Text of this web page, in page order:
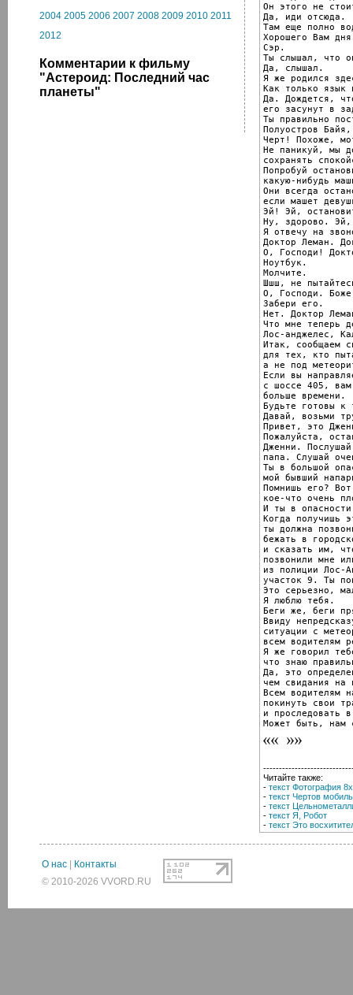
2004 2005 2006 2007 2008 2009 2010 2011
2012
Комментарии к фильму
"Астероид: Последний час
планеты"
Он этого не
Да, иди отсюда.
Там еще полно
Хорошего Вам
Сэр.
Ты слышал, что
Да, слышал.
Я же родился
Как только язык
Да. Дождется,
его засунут в
Ты правильно
Полуостров
Черт! Похоже,
Не паникуй, мы
сохранять
Попробуй
какую-нибудь
Они всегда
если машет
Эй! Эй,
Ну, здорово. Эй,
Я отвечу на
Доктор Леман.
О, Господи!
Ноутбук.
Молчите.
Шшш, не
О, Господи.
Забери его.
Нет. Доктор
Что мне теперь
Лос-анджелес,
Итак, сообщаем
для тех, кто
а не под
Если вы
с шоссе 405, вам
больше времени.
Будьте готовы
Давай, возьми
Привет, это
Пожалуйста,
Дженни.
папа. Слушай
Ты в большой
мой бывший
Помнишь его?
кое-что очень
И ты в
Когда получишь
ты должна
бежать в
и сказать им,
позвонили мне
из полиции Лос-
участок 9. Ты
Это серьезно,
Я люблю тебя.
Беги же, беги
Ввиду
ситуации с
всем водителям
Я же говорил
что знаю
Да, это
чем свидания на
Всем водителям
покинуть свои
и проследовать
Может быть, нам
Читайте также:
- текст Фотография
- текст Чертов
- текст
- текст Я, Робот
- текст Это
О нас
Контакты
© 2010-2026 VVORD.RU